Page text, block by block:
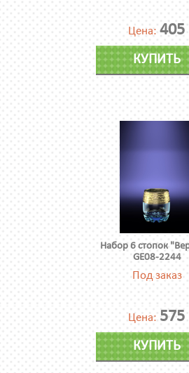
Цена: 405
КУПИТЬ
Набор 6 стопок
GE08-2244
Под заказ
Цена: 575
КУПИТЬ